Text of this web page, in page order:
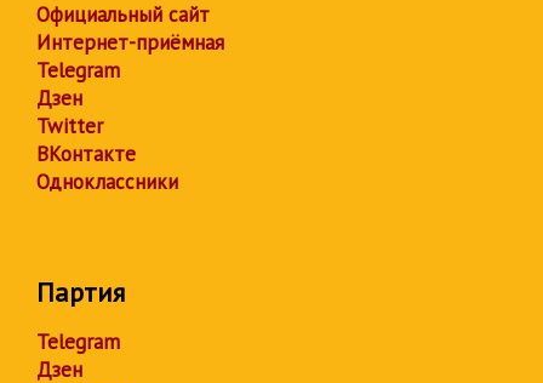
Официальный сайт
Интернет-приёмная
Telegram
Дзен
Twitter
ВКонтакте
Одноклассники
Партия
Telegram
Дзен